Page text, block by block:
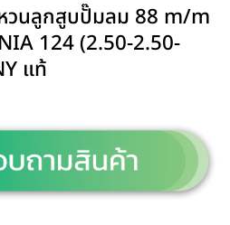
วนลูกสูบปั๊มลม 88 m/m
124 (2.50-2.50-
แท้